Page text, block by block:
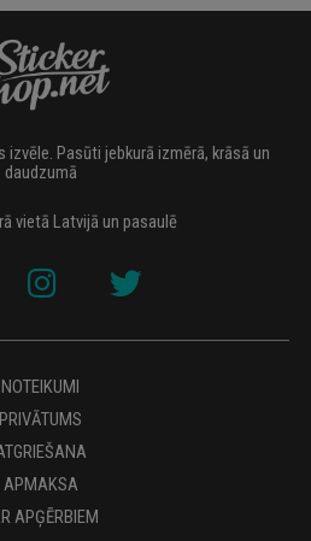
izvēle. Pasūti jebkurā izmērā, krāsā un
daudzumā
vietā Latvijā un pasaulē
NOTEIKUMI
PRIVĀTUMS
APMAKSA
APĢĒRBIEM